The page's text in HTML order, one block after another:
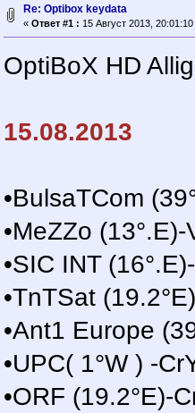
Re: Optibox keydata
« Ответ #1 : 15 Август 2013, 20:01:10
OptiBoX HD
15.08.2013
•BulsaTCom
•MeZZo
•SIC INT
•TnTSat
•Ant1 Europe
•UPC( 1°W ) -
•ORF (19.2°E)-